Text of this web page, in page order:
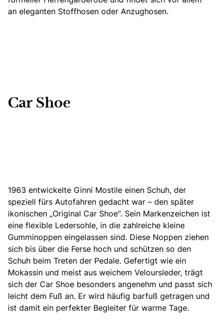
an eleganten Stoffhosen oder Anzughosen.
Car Shoe
1963 entwickelte Ginni Mostile einen Schuh, der
speziell fürs Autofahren gedacht war – den später
ikonischen „Original Car Shoe“. Sein Markenzeichen ist
eine flexible Ledersohle, in die zahlreiche kleine
Gumminoppen eingelassen sind. Diese Noppen ziehen
sich bis über die Ferse hoch und schützen so den
Schuh beim Treten der Pedale. Gefertigt wie ein
Mokassin und meist aus weichem Veloursleder, trägt
sich der Car Shoe besonders angenehm und passt sich
leicht dem Fuß an. Er wird häufig barfuß getragen und
ist damit ein perfekter Begleiter für warme Tage.